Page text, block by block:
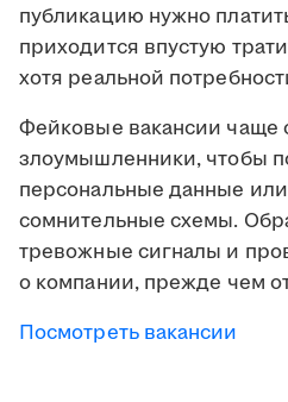
публикацию нужно
приходится впустую
хотя реальной
Фейковые вакансии чаще
злоумышленники, чтобы
персональные данные
сомнительные схемы.
тревожные сигналы и
о компании, прежде чем
Посмотреть вакансии